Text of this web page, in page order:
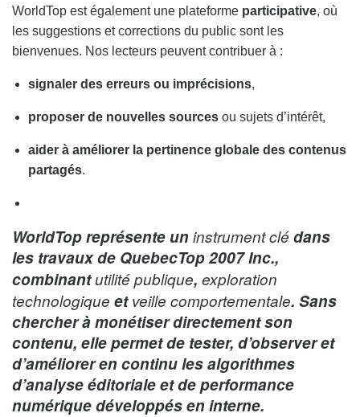
WorldTop est également une plateforme participative, où
les suggestions et corrections du public sont les
bienvenues. Nos lecteurs peuvent contribuer à :
signaler des erreurs ou imprécisions,
proposer de nouvelles sources ou sujets d’intérêt,
aider à améliorer la pertinence globale des contenus
partagés.
WorldTop représente uninstrument clédans
les travaux de QuebecTop 2007 Inc.,
combinantutilité publique, exploration
technologique etveille comportementale. Sans
chercher à monétiser directement son
contenu, elle permet de tester, d’observer et
d’améliorer en continu les algorithmes
d’analyse éditoriale et de performance
numérique développés en interne.